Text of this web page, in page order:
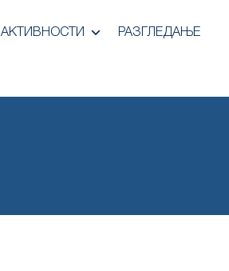
АКТИВНОСТИ РАЗГЛЕДАЊЕ